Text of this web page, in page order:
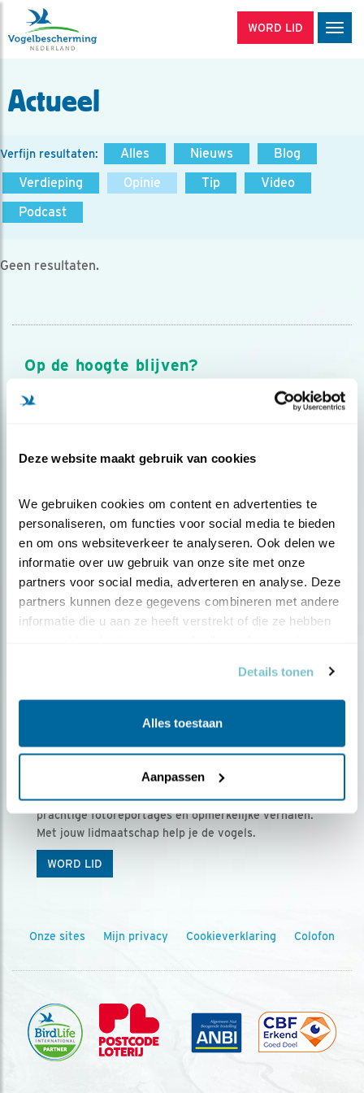
Deze website maakt gebruik van cookies
We gebruiken cookies om content en advertenties te
personaliseren, om functies voor social media te bieden
en om ons websiteverkeer te analyseren. Ook delen we
informatie over uw gebruik van onze site met onze
partners voor social media, adverteren en analyse. Deze
partners kunnen deze gegevens combineren met andere
informatie die u aan ze heeft verstrekt of die ze hebben
Details tonen
Alles toestaan
Aanpassen
WORD LID
Actueel
Verfijn resultaten: Alles Nieuws
Blog
Verdieping
Opinie Tip
Video
Podcast
Geen resultaten.
Op de hoogte blijven?
Meld je aan en ontvang nieuws, inspiratie, acties en tips
over vogels en activiteiten van Vogelbescherming.
Ontvang 5 x Vogels voor € 36,00 per jaar
Vogels is het tijdschrift voor onze leden, met
prachtige fotoreportages en opmerkelijke verhalen.
Met jouw lidmaatschap help je de vogels.
WORD LID
Onze sites Mijn privacy Cookieverklaring Colofon